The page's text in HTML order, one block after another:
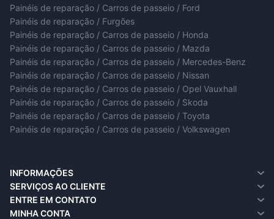
Painéis de reparação / Carros de passeio / Ford
Painéis de reparação / Furgões
Painéis de reparação / Carros de passeio / Honda
Painéis de reparação / Carros de passeio / Mazda
Painéis de reparação / Carros de passeio / Mercedes-Benz
Painéis de reparação / Carros de passeio / Nissan
Painéis de reparação / Carros de passeio / Opel Vauxhall
Painéis de reparação / Carros de passeio / Skoda
Painéis de reparação / Carros de passeio / Toyota
Painéis de reparação / Carros de passeio / Volkswagen
INFORMAÇÕES
Sobre nós
Informações de entrega
Política de privacidade
SERVIÇOS AO CLIENTE
Entre em contato
Solicitar devolução
ENTRE EM CONTATO
MINHA CONTA